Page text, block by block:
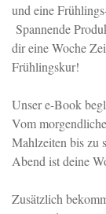
und eine
Spannende
dir eine Woche
Frühlingskur!
Unser e-Book
Vom
Mahlzeiten bis zu
Abend ist deine
Zusätzlich